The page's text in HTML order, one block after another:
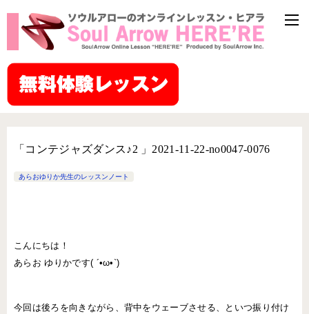
「コンテジャズダンス♪2 」2021-11-22-no0047-0076
あらおゆりか先生のレッスンノート
こんにちは！
あらお ゆりかです( ´•ω•`)
今回は後ろを向きながら、背中をウェーブさせる、といつ振り付け